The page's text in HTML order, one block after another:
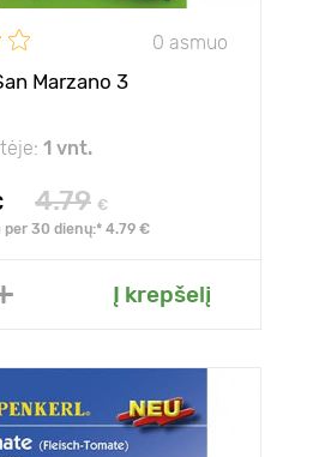
0 asmuo
Marzano 3
1 vnt.
4.79 €
per 30 dienų:* 4.79 €
Į krepšelį